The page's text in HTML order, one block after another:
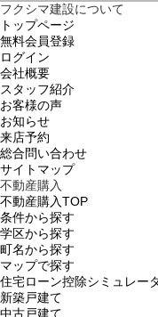
フクシマ建設について
トップページ
無料会員登録
ログイン
会社概要
スタッフ紹介
お客様の声
お知らせ
来店予約
総合問い合わせ
サイトマップ
不動産購入
不動産購入TOP
条件から探す
学区から探す
町名から探す
マップで探す
住宅ローン控除シミュレー
新築戸建て
中古戸建て